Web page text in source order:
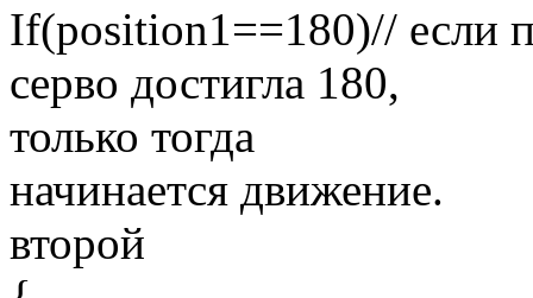
If(position1==180)// если
серво достигла 180,
только тогда
начинается движение.
второй